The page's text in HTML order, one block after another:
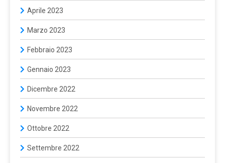
Aprile 2023
Marzo 2023
Febbraio 2023
Gennaio 2023
Dicembre 2022
Novembre 2022
Ottobre 2022
Settembre 2022